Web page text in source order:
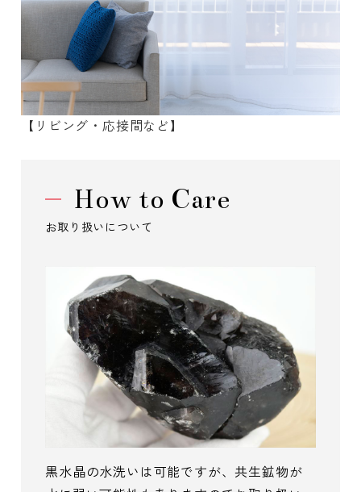
【リビング・応接間など】
How to Care
お取り扱いについて
黒水晶の水洗いは可能ですが、共生鉱物が